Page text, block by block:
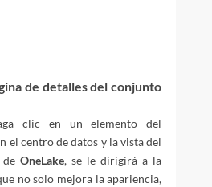
de detalles del conjunto
clic en un elemento del
el centro de datos y la vista del
OneLake, se le dirigirá a la
no solo mejora la apariencia,